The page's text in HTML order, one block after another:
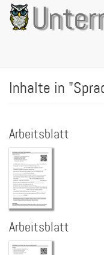
Direkt
zum
Inhalt
Inhalte in
Arbeitsblatt
Arbeitsblatt